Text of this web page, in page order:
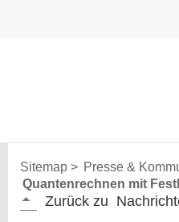
Sitemap > Presse &
Quantenrechnen mit
Zurück zu